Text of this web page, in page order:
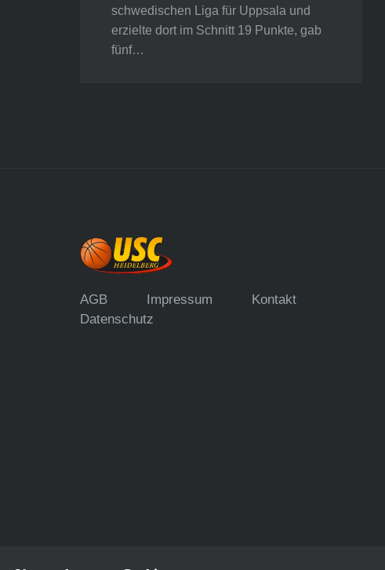
schwedischen Liga für Uppsala und
erzielte dort im Schnitt 19 Punkte, gab
fünf…
AGB Impressum
Kontakt
Datenschutz